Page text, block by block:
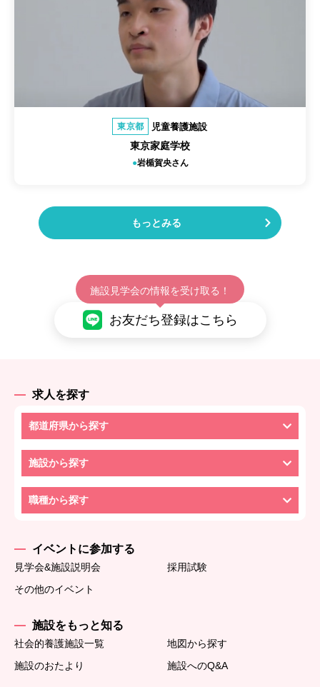
東京都 児童養護施設
東京家庭学校
岩楯賀央さん
もっとみる
施設見学会の情報を受け取る！
お友だち登録はこちら
求人を探す
都道府県から探す
施設から探す
職種から探す
イベントに参加する
見学会&施設説明会
採用試験
その他のイベント
施設をもっと知る
社会的養護施設一覧
地図から探す
施設のおたより
施設へのQ&A